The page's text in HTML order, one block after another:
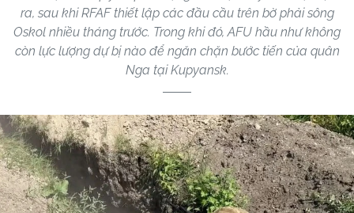
ra, sau khi RFAF thiết lập các đầu cầu trên bờ phải sông
Oskol nhiều tháng trước. Trong khi đó, AFU hầu như không
còn lực lượng dự bị nào để ngăn chặn bước tiến của quân
Nga tại Kupyansk.